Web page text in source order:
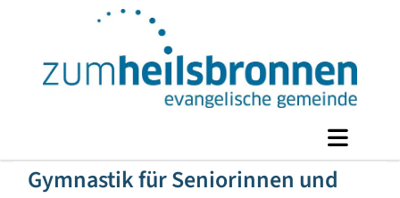
Gymnastik für Seniorinnen und